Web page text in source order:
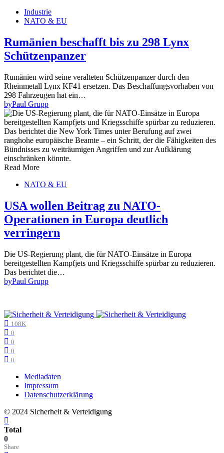
Industrie
NATO & EU
Rumänien beschafft bis zu 298 Lynx
Schützenpanzer
Rumänien wird seine veralteten Schützenpanzer durch den
Rheinmetall Lynx KF41 ersetzen. Das Beschaffungsvorhaben von
298 Fahrzeugen hat ein…
byPaul Grupp
Read More
NATO & EU
USA wollen Beitrag zu NATO-
Operationen in Europa deutlich
verringern
Die US-Regierung plant, die für NATO-Einsätze in Europa
bereitgestellten Kampfjets und Kriegsschiffe spürbar zu reduzieren.
Das berichtet die…
byPaul Grupp
108K
0
0
0
0
Mediadaten
Impressum
Datenschutzerklärung
© 2024 Sicherheit & Verteidigung
Total
0
Share